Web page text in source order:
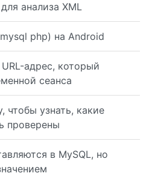
анализа XML
php) на Android
адрес, который
сеанса
чтобы узнать, какие
проверены
в MySQL, но